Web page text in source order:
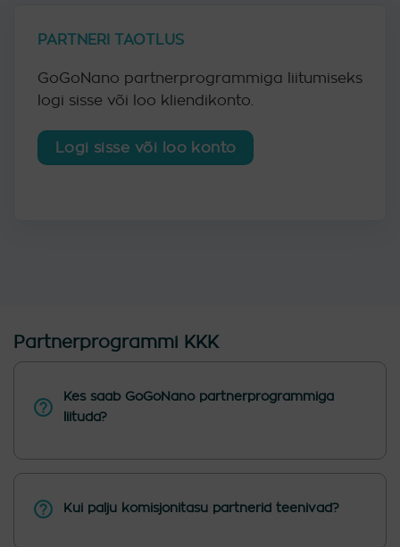
PARTNERI TAOTLUS
GoGoNano partnerprogrammiga liitumiseks
logi sisse või loo kliendikonto.
Logi sisse või loo konto
Partnerprogrammi KKK
Kes saab GoGoNano partnerprogrammiga
liituda?
Kui palju komisjonitasu partnerid teenivad?